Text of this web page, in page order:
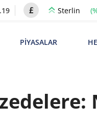
Sterlin
PİYASALAR